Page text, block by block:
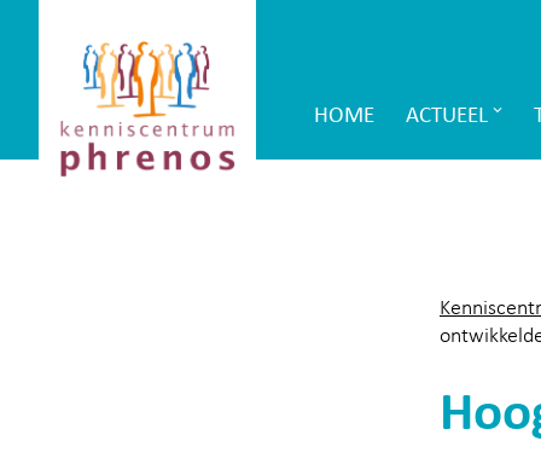
Phrenos
website
Main
HOME ACTUEEL